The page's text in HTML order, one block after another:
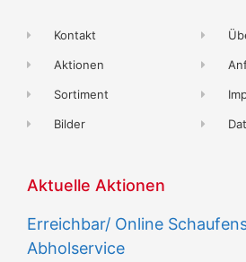
Kontakt
Aktionen
Sortiment
Bilder
Aktuelle Aktionen
Erreichbar/ Online
Abholservice